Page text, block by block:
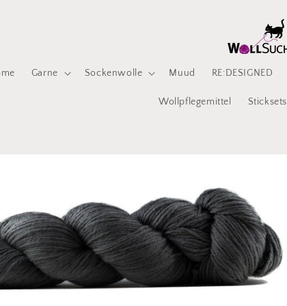
Garne Sockenwolle Muud RE:DESIGNED
Wollpflegemittel Sticksets